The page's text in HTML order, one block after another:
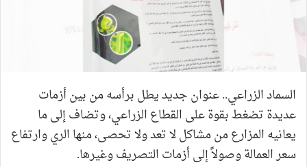
السماد الزراعي.. عنوان جديد يطل برأسه من بين أزمات
عديدة تضغط بقوة على القطاع الزراعي، وتضاف إلى ما
يعانيه المزارع من مشاكل لا تعد ولا تحصى، منها الري وارتفاع
سعر العمالة وصولاً إلى أزمات التصريف وغيرها.